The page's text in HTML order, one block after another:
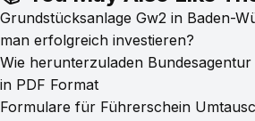
Grundstücksanlage Gw2 in Baden-
man erfolgreich investieren?
Wie herunterzuladen
in PDF Format
Formulare für Führerschein